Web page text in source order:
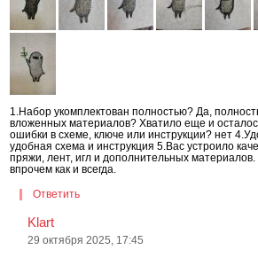
1.Набор укомплектован полностью? Да,
вложенных материалов? Хватило еще и
ошибки в схеме, ключе или инструкции? нет
удобная схема и инструкция 5.Вас устроило
пряжи, лент, игл и дополнительных материалов.
впрочем как и всегда.
Ответить
Klart
29 октября 2025, 17:45